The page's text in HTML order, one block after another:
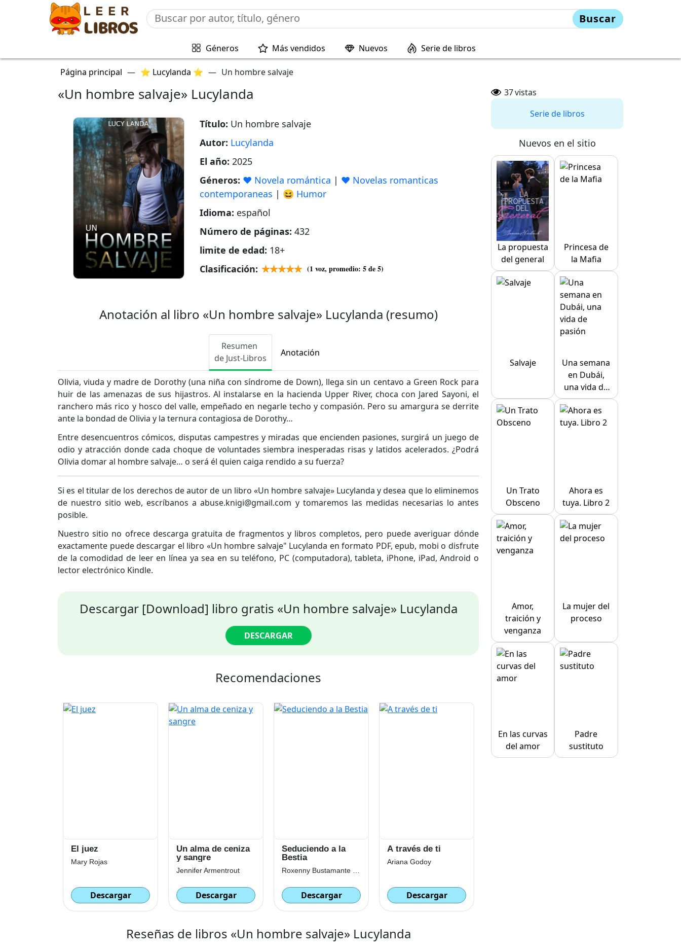
Buscar
Géneros Más vendidos Nuevos Serie de libros
Página principal — ⭐ Lucylanda ⭐ — Un hombre salvaje
«Un hombre salvaje» Lucylanda
Título: Un hombre salvaje
Autor: Lucylanda
El año: 2025
Géneros: ❤️ Novela romántica | ❤️ Novelas romanticas
contemporaneas | 😆 Humor
Idioma: español
Número de páginas: 432
limite de edad: 18+
Clasificación:
(1 voz, promedio: 5de 5)
Anotación al libro «Un hombre salvaje» Lucylanda (resumo)
Resumen
de Just-Libros
Anotación
Olivia, viuda y madre de Dorothy (una niña con síndrome de Down), llega sin un centavo a Green Rock para
huir de las amenazas de sus hijastros. Al instalarse en la hacienda Upper River, choca con Jared Sayoni, el
ranchero más rico y hosco del valle, empeñado en negarle techo y compasión. Pero su amargura se derrite
ante la bondad de Olivia y la ternura contagiosa de Dorothy…
Entre desencuentros cómicos, disputas campestres y miradas que encienden pasiones, surgirá un juego de
odio y atracción donde cada choque de voluntades siembra inesperadas risas y latidos acelerados. ¿Podrá
Olivia domar al hombre salvaje… o será él quien caiga rendido a su fuerza?
Si es el titular de los derechos de autor de un libro «Un hombre salvaje» Lucylanda y desea que lo eliminemos
de nuestro sitio web, escríbanos a abuse.knigi@gmail.com y tomaremos las medidas necesarias lo antes
posible.
Nuestro sitio no ofrece descarga gratuita de fragmentos y libros completos, pero puede averiguar dónde
exactamente puede descargar el libro «Un hombre salvaje" Lucylanda en formato PDF, epub, mobi o disfrute
de la comodidad de leer en línea ya sea en su teléfono, PC (computadora), tableta, iPhone, iPad, Android o
lector electrónico Kindle.
Descargar [Download] libro gratis «Un hombre salvaje» Lucylanda
DESCARGAR
Recomendaciones
El juez
Mary Rojas
Descargar
Un alma de ceniza
y sangre
Jennifer Armentrout
Descargar
Seduciendo a la
Bestia
Descargar
A través de ti
Ariana Godoy
Descargar
Reseñas de libros «Un hombre salvaje» Lucylanda
37vistas
Serie de libros
Nuevos en el sitio
La propuesta
del general
Princesa de
la Mafia
Salvaje
Una semana
en Dubái,
una vida de
pasión
Un Trato
Obsceno
Ahora es
tuya. Libro 2
Amor,
traición y
venganza
La mujer del
proceso
En las curvas
del amor
Padre
sustituto